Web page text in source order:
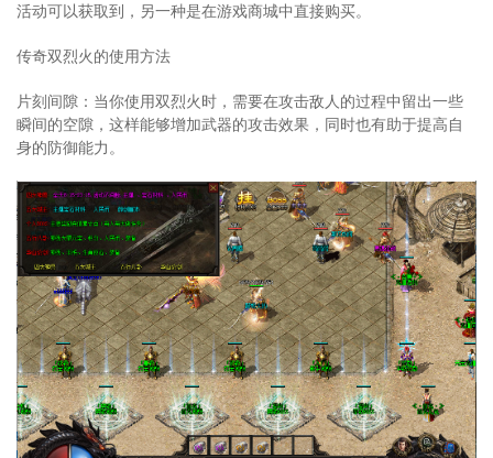
活动可以获取到，另一种是在游戏商城中直接购买。
传奇双烈火的使用方法
片刻间隙：当你使用双烈火时，需要在攻击敌人的过程中留出一些
瞬间的空隙，这样能够增加武器的攻击效果，同时也有助于提高自
身的防御能力。